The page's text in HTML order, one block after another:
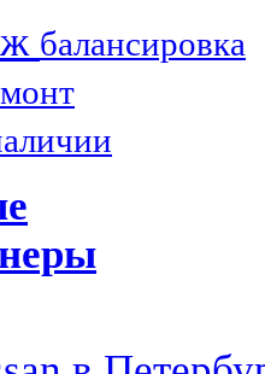
балансировка